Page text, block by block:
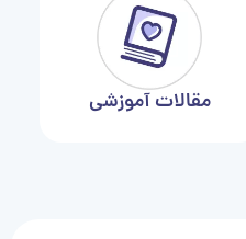
مقالات آموزشی